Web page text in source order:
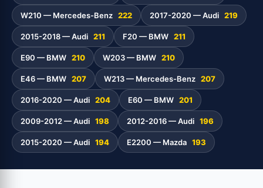
W210 — Mercedes-Benz 222 2017-2020 — Audi 219
2015-2018 — Audi 211 F20 — BMW 211
E90 — BMW 210 W203 — BMW 210
E46 — BMW 207 W213 — Mercedes-Benz 207
2016-2020 — Audi 204 E60 — BMW 201
2009-2012 — Audi 198 2012-2016 — Audi 196
2015-2020 — Audi 194 E2200 — Mazda 193